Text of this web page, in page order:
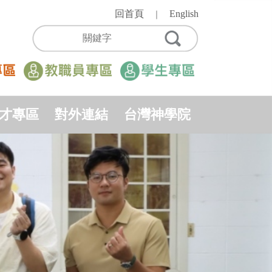
回首頁 ｜English
專區 對外連結 台灣神學院